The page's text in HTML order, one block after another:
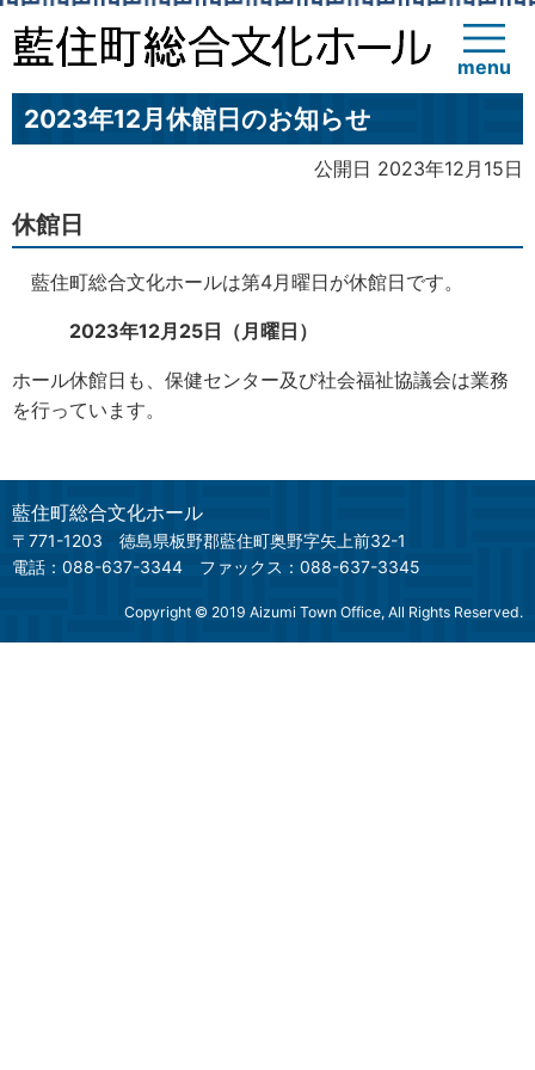
menu
2023年12月休館日のお知らせ
公開日 2023年12月15日
休館日
藍住町総合文化ホールは第4月曜日が休館日です。
2023年12月25日（月曜日）
ホール休館日も、保健センター及び社会福祉協議会は業務
を行っています。
藍住町総合文化ホール
〒771-1203
徳島県板野郡藍住町奥野字矢上前32-1
電話：088-637-3344
ファックス：088-637-3345
Copyright © 2019 Aizumi Town Office, All Rights Reserved.